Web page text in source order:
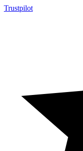
Trustpilot